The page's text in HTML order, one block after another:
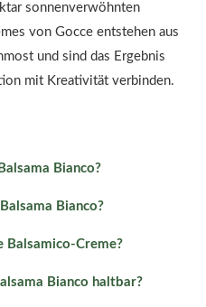
sonnenverwöhnten
von Gocce entstehen aus
und sind das Ergebnis
mit Kreativität verbinden.
Bianco?
Bianco?
Creme?
Bianco haltbar?